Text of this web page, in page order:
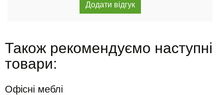
Також рекомендуємо наступні
товари:
Офісні меблі